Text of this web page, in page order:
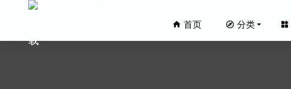
首页 分类